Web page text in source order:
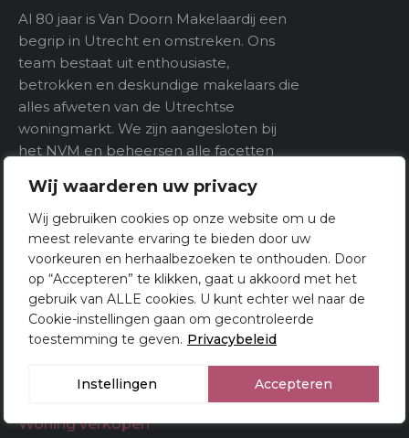
Wij waarderen uw privacy
Wij gebruiken cookies op onze website om u de
meest relevante ervaring te bieden door uw
voorkeuren en herhaalbezoeken te onthouden. Door
op “Accepteren” te klikken, gaat u akkoord met het
gebruik van ALLE cookies. U kunt echter wel naar de
Cookie-instellingen gaan om gecontroleerde
toestemming te geven. Privacybeleid
Instellingen Accepteren
kenmerken
Inhoud 276 m
Indeling
Aantal verdiepeingen
Buitenruimte
Tuin
Al 80 jaar is Van Doorn Makelaardij een
begrip in Utrecht en omstreken. Ons
team bestaat uit enthousiaste,
betrokken en deskundige makelaars die
alles afweten van de Utrechtse
woningmarkt. We zijn aangesloten bij
het NVM en beheersen alle facetten
dan ook terecht voor het kopen,
verkopen én taxeren van woningen in
Utrecht.
Makelaar Utrecht
Woningsaanbod
Woning verkopen